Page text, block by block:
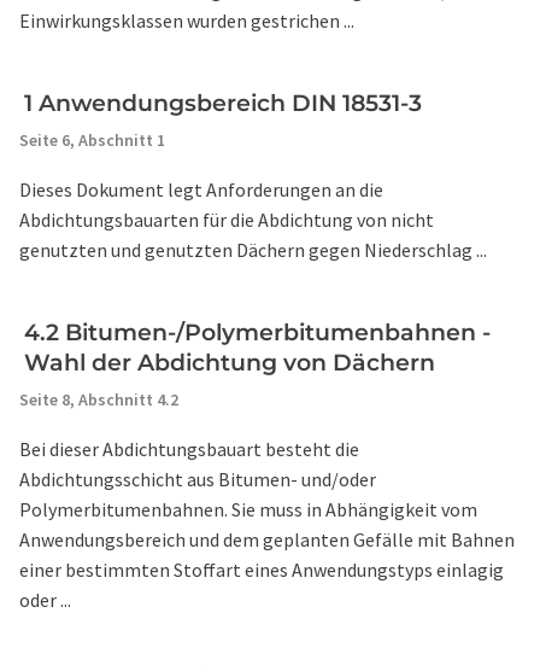
Einwirkungsklassen wurden gestrichen ...
1 Anwendungsbereich DIN 18531-3
Seite 6, Abschnitt 1
Dieses Dokument legt Anforderungen an die
Abdichtungsbauarten für die Abdichtung von nicht
genutzten und genutzten Dächern gegen Niederschlag ...
4.2 Bitumen-/Polymerbitumenbahnen -
Wahl der Abdichtung von Dächern
Seite 8, Abschnitt 4.2
Bei dieser Abdichtungsbauart besteht die
Abdichtungsschicht aus Bitumen- und/oder
Polymerbitumenbahnen. Sie muss in Abhängigkeit vom
Anwendungsbereich und dem geplanten Gefälle mit Bahnen
einer bestimmten Stoffart eines Anwendungstyps einlagig
oder ...